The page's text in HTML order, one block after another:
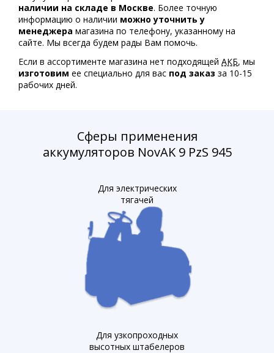
наличии на складе в Москве. Более точную
информацию о наличии можно уточнить у
менеджера магазина по телефону, указанному на
сайте. Мы всегда будем рады Вам помочь.
Если в ассортименте магазина нет подходящей АКБ, мы
изготовим ее специально для вас под заказ за 10-15
рабочих дней.
Сферы применения
аккумуляторов NovAK 9 PzS 945
Для электрических
тягачей
Для узкопроходных
высотных штабелеров